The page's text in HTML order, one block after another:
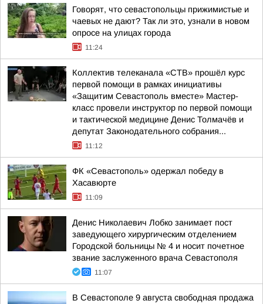
Говорят, что севастопольцы прижимистые и
чаевых не дают? Так ли это, узнали в новом
опросе на улицах города
11:24
Коллектив телеканала «СТВ» прошёл курс
первой помощи в рамках инициативы
«Защитим Севастополь вместе» Мастер-
класс провели инструктор по первой помощи
и тактической медицине Денис Толмачёв и
депутат Законодательного собрания...
11:12
ФК «Севастополь» одержал победу в
Хасавюрте
11:09
Денис Николаевич Лобко занимает пост
заведующего хирургическим отделением
Городской больницы № 4 и носит почетное
звание заслуженного врача Севастополя
11:07
В Севастополе 9 августа свободная продажа